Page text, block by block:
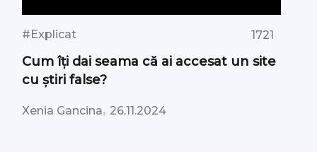
#Explicat 1721
Cum îți dai seama că ai accesat un site
cu știri false?
Xenia Gancina, 26.11.2024